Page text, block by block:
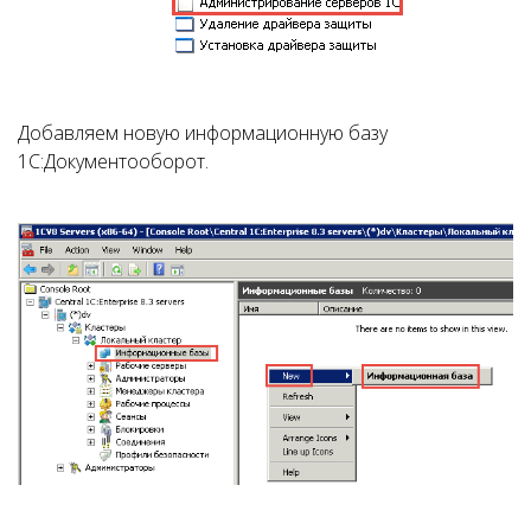
Добавляем новую информационную базу
1С:Документооборот.